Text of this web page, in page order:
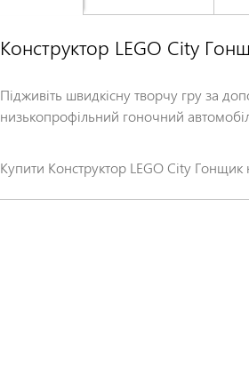
Конструктор LEGO City
Підживіть швидкісну творчу гру за
низькопрофільний гоночний
Купити Конструктор LEGO City Гонщик
Залишіть відгук про цей товар першими